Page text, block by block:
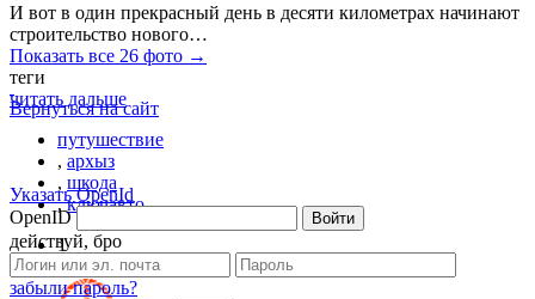
Вернуться на сайт
Указать OpenId
OpenID
Войти
действуй, бро
забыли пароль?
И вот в один прекрасный день в десяти километрах начинают
строительство нового…
Показать все 26 фото →
теги
читать дальше
путушествие
, архыз
, шкода
,ключавто
1
Это понравилось